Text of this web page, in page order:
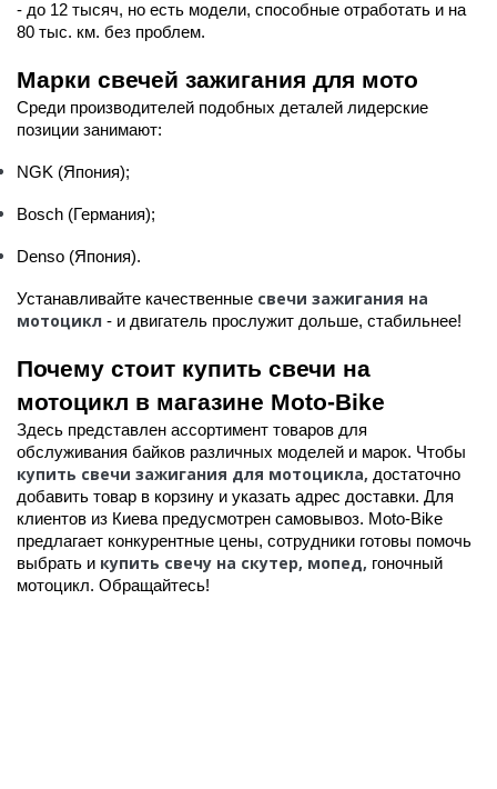
- до 12 тысяч, но есть модели, способные отработать и на
80 тыс. км. без проблем.
Марки свечей зажигания для мото
Среди производителей подобных деталей лидерские
позиции занимают:
NGK (Япония);
Bosch (Германия);
Denso (Япония).
Устанавливайте качественные свечи зажигания на
мотоцикл - и двигатель прослужит дольше, стабильнее!
Почему стоит купить свечи на
мотоцикл в магазине Moto-Bike
Здесь представлен ассортимент товаров для
обслуживания байков различных моделей и марок. Чтобы
купить свечи зажигания для мотоцикла, достаточно
добавить товар в корзину и указать адрес доставки. Для
клиентов из Киева предусмотрен самовывоз. Moto-Bike
предлагает конкурентные цены, сотрудники готовы помочь
выбрать и купить свечу на скутер, мопед, гоночный
мотоцикл. Обращайтесь!